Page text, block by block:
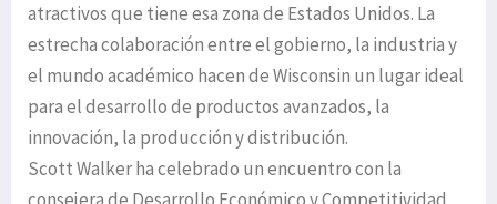
atractivos que tiene esa zona de Estados Unidos. La
estrecha colaboración entre el gobierno, la industria y
el mundo académico hacen de Wisconsin un lugar ideal
para el desarrollo de productos avanzados, la
innovación, la producción y distribución.
Scott Walker ha celebrado un encuentro con la